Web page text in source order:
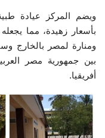
English
Swahili
French
Arabic
ويضم المركز عيادة طبية
بأسعار زهيدة، مما يجعله
ومنارة لمصر بالخارج
بين جمهورية مصر
أفريقيا.